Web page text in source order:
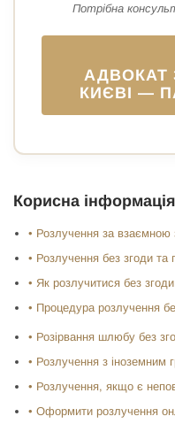
Потрібна
АДВОКАТ
КИЄВІ —
Корисна
• Розлучення за взаємною
• Розлучення без згоди та
• Як розлучитися без
• Процедура розлучення
• Розірвання шлюбу без
• Розлучення з іноземним
• Розлучення, якщо є
• Оформити розлучення